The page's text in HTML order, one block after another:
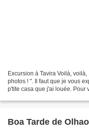
Excursion à Tavira Voilà,
photos ! ". Il faut que je vous
p'tite casa que j'ai louée. Pour
Boa Tarde de Olhao